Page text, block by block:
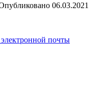
06.03.2021
почты